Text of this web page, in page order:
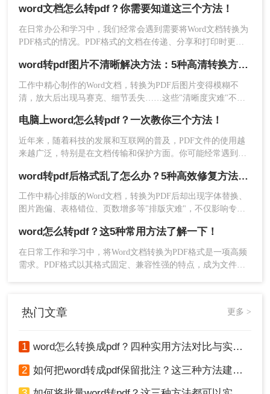
2、选择PDF转换中的Word转PDF，然后将Word文档
上传到界面中，如果Word文档很多的话，可以选择添
加文件夹批量导入哦，客户端处理批量文件特别有优势
哦。
辑工具，我们经常需要将其编辑好的文档转换为PDF。
word文档怎么转pdf？你需要知道这三个方法！
在日常办公和学习中，我们经常会遇到需要将Word文档转换为
PDF格式的情况。PDF格式的文档在传递、分享和打印时更加
操作。那么，Word文档怎么转PDF呢？本文将为您揭秘一些简
单且高效的方法。
word转pdf图片不清晰解决方法：5种高清转换方法（2026实测指南）
工作中精心制作的Word文档，转换为PDF后图片变得模糊不
清，放大后出现马赛克、细节丢失……这些"清晰度灾难"不仅
受模糊图片！本文直击痛点，提供可立即执行的word转pdf图片
不清晰解决方法，助您10分钟内获得印刷级清晰度！
电脑上word怎么转pdf？一次教你三个方法！
近年来，随着科技的发展和互联网的普及，PDF文件的使用越
来越广泛，特别是在文档传输和保护方面。你可能经常遇到需
在电脑上进行操作，那么电脑上word怎么转pdf呢？本文将为您
一一解答，同时提供详细的操作步骤。
word转pdf后格式乱了怎么办？5种高效修复方法（2026实测指南）
工作中精心排版的Word文档，转换为PDF后却出现字体替换、
图片跑偏、表格错位、页数增多等"排版灾难"，不仅影响专业
转！那么word转pdf后格式乱了怎么办呢？本文直击痛点，提供
可立即执行的修复方案，助您10分钟内恢复完美排版！
word怎么转pdf？这5种常用方法了解一下！
在日常工作和学习中，将Word文档转换为PDF格式是一项高频
需求。PDF格式以其格式固定、兼容性强的特点，成为文件共
热门文章 更多 >
1 word怎么转换成pdf？四种实用方法对比与实操指南（附详细表格）！
2 如何把word转成pdf保留批注？这三种方法建议收藏！